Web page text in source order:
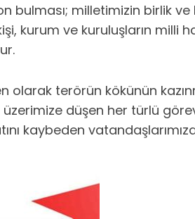
bulması; milletimizin birlik
kurum ve kuruluşların
olarak terörün kökünün
düşen her türlü
kaybeden